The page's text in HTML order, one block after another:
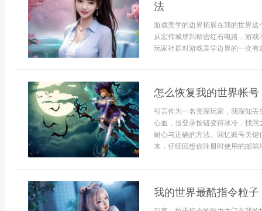
法
游戏美学的边界拓展在我的世界
从宏伟城堡到精密红石电路，游
玩家社群对游戏美学边界的一次有
怎么恢复我的世界帐
引言作为一名资深玩家，我深知
心血，当登录按钮变得冰冷，找
耐心与正确的方法。回忆账号关
来，仔细回想你注册时使用的邮箱
我的世界最酷指令粒